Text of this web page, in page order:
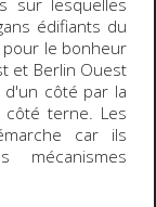
sur lesquelles
édifiants du
pour le bonheur
et Berlin Ouest
côté par la
terne. Les
car ils
mécanismes